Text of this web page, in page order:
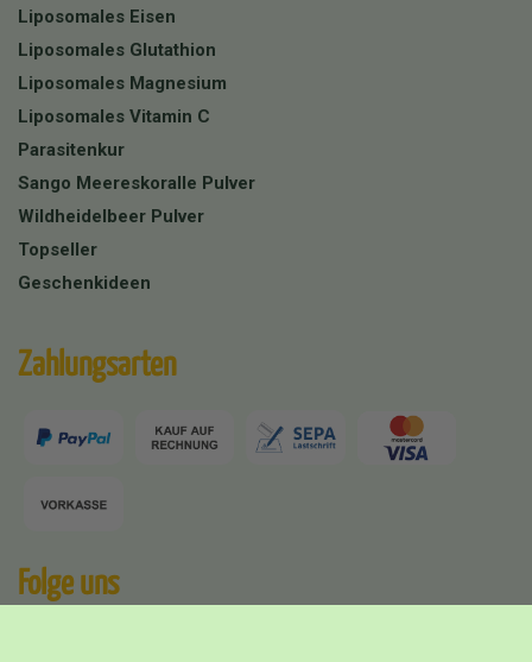
Liposomales Eisen
Liposomales Glutathion
Liposomales Magnesium
Liposomales Vitamin C
Parasitenkur
Sango Meereskoralle Pulver
Wildheidelbeer Pulver
Topseller
Geschenkideen
Zahlungsarten
Folge uns